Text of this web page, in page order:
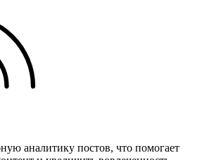
аналитику постов, что помогает